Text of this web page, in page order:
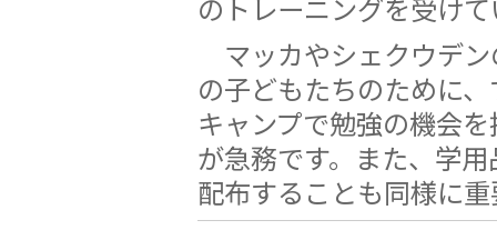
のトレーニングを受け
マッカやシェクウデ
の子どもたちのために
キャンプで勉強の機会
が急務です。また、学
配布することも同様に